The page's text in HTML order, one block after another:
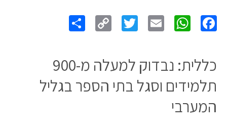
Link
כללית: נבדוק למעלה מ-900
תלמידים וסגל בתי הספר בגליל
המערבי